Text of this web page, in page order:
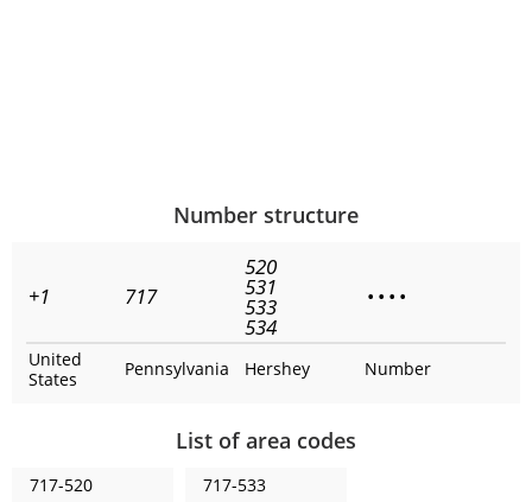
Number structure
+1 717
520
531
533
534
• • • •
United
States
Pennsylvania Hershey Number
List of area codes
717-520
717-533